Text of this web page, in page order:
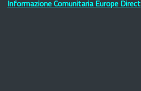
Informazione Comunitaria Europe Direct